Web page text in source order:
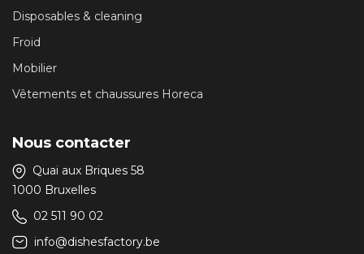
Disposables & cleaning
Froid
Mobilier
Vêtements et chaussures Horeca
Nous contacter
Quai aux Briques 58
1000 Bruxelles
02 511 90 02
info@dishesfactory.be